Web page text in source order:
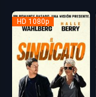
HD 1080p